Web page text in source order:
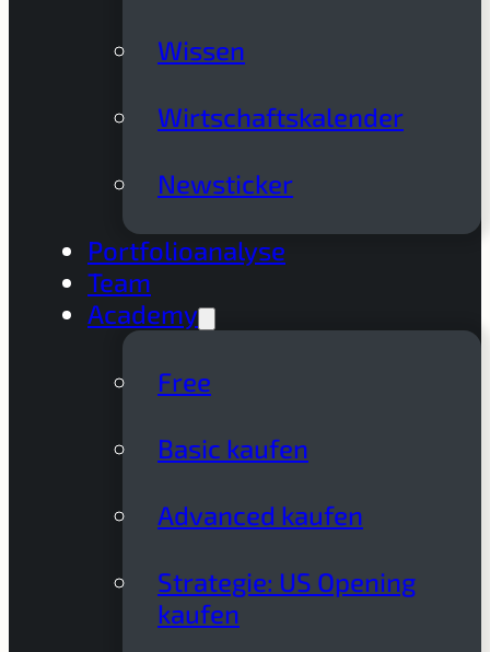
Wissen
Wirtschaftskalender
Newsticker
Portfolioanalyse
Team
Academy
Free
Basic kaufen
Advanced kaufen
Strategie: US Opening
kaufen